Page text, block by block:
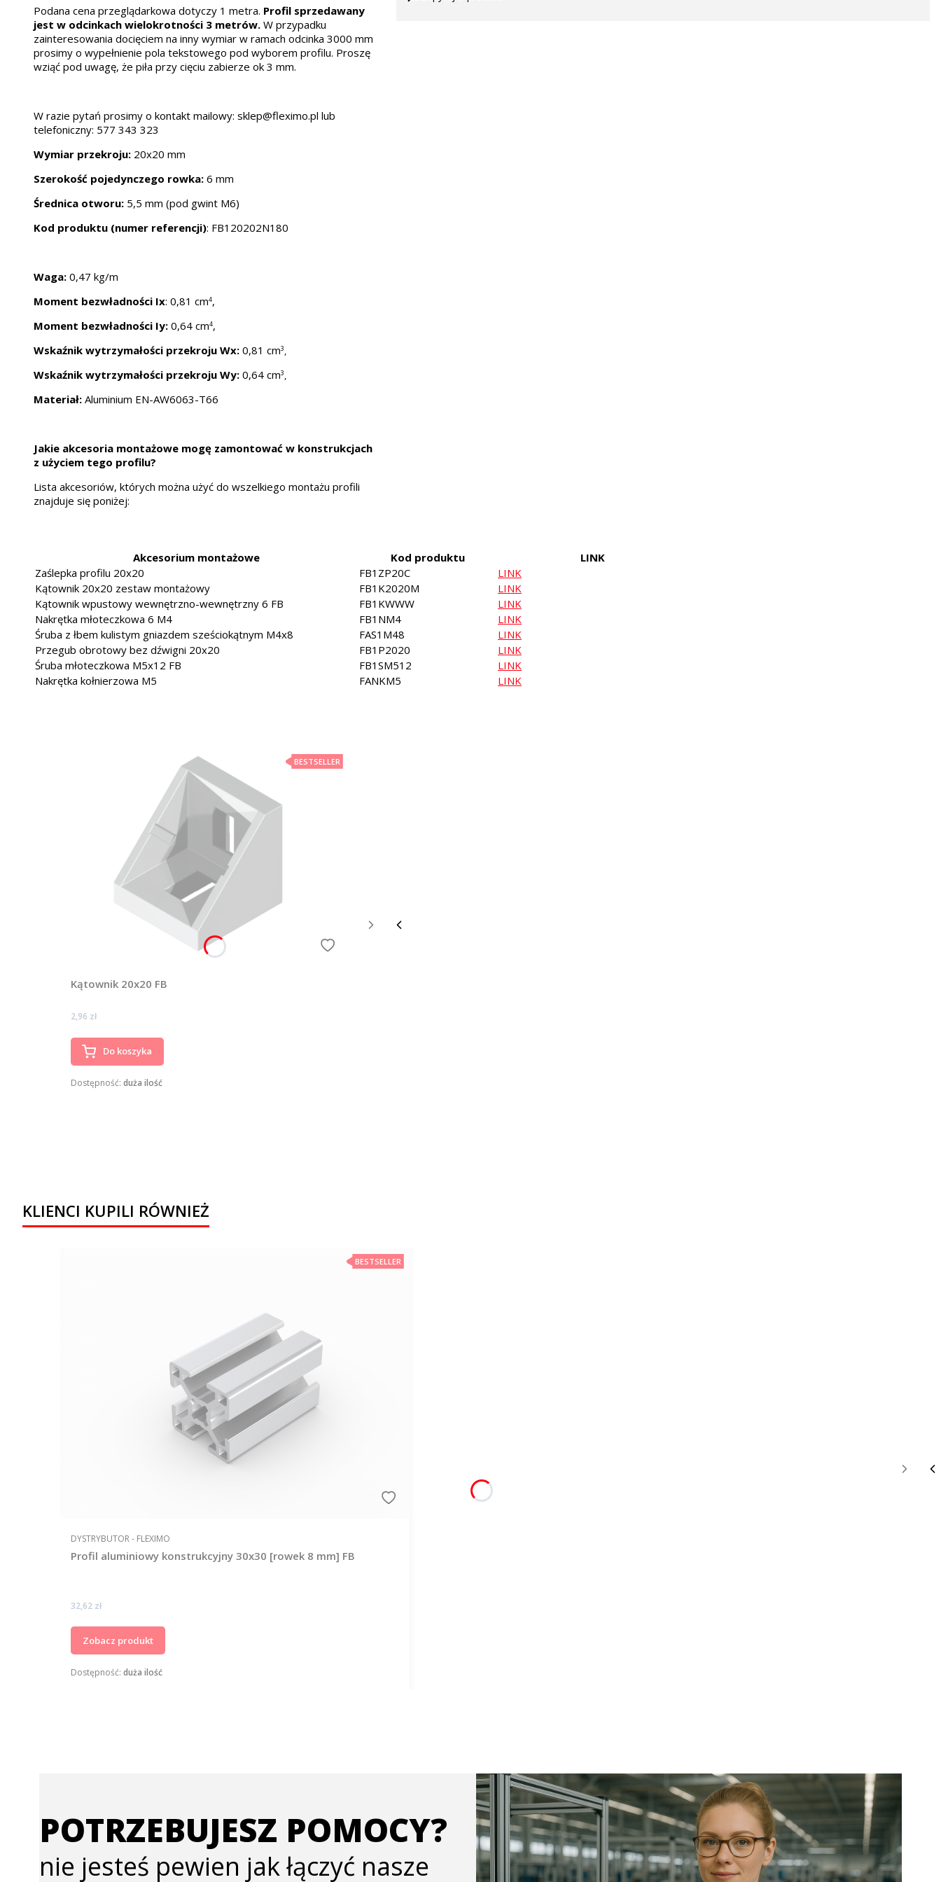
Podana cena przeglądarkowa dotyczy 1 metra. Profil sprzedawany
jest w odcinkach wielokrotności 3 metrów. W przypadku
zainteresowania docięciem na inny wymiar w ramach odcinka 3000 mm
prosimy o wypełnienie pola tekstowego pod wyborem profilu. Proszę
wziąć pod uwagę, że piła przy cięciu zabierze ok 3 mm.
W razie pytań prosimy o kontakt mailowy: sklep@fleximo.pl lub
telefoniczny: 577 343 323
Wymiar przekroju: 20x20 mm
Szerokość pojedynczego rowka: 6 mm
Średnica otworu: 5,5 mm (pod gwint M6)
Kod produktu (numer referencji): FB120202N180
Waga: 0,47 kg/m
Moment bezwładności Ix: 0,81 cm4,
Moment bezwładności Iy: 0,64 cm4,
Wskaźnik wytrzymałości przekroju Wx: 0,81 cm3,
Wskaźnik wytrzymałości przekroju Wy: 0,64 cm3,
Materiał: Aluminium EN-AW6063-T66
Jakie akcesoria montażowe mogę zamontować w konstrukcjach
z użyciem tego profilu?
Lista akcesoriów, których można użyć do wszelkiego montażu profili
znajduje się poniżej:
Akcesorium montażowe Kod produktu
LINK
Zaślepka profilu 20x20
FB1ZP20C
LINK
Kątownik 20x20 zestaw montażowy
FB1K2020M
LINK
Kątownik wpustowy wewnętrzno-wewnętrzny 6 FB
FB1KWWW
LINK
Nakrętka młoteczkowa 6 M4
FB1NM4
LINK
Śruba z łbem kulistym gniazdem sześciokątnym M4x8
FAS1M48
LINK
Przegub obrotowy bez dźwigni 20x20
FB1P2020
LINK
Śruba młoteczkowa M5x12 FB
FB1SM512
LINK
Nakrętka kołnierzowa M5
FANKM5 LINK
BESTSELLER
Kątownik 20x20 FB
Cena
2,96 zł
Do koszyka
Dostępność:duża ilość
KLIENCI KUPILI RÓWNIEŻ
BESTSELLER
Profil aluminiowy konstrukcyjny 30x30 [rowek 8 mm] FB
PRODUCENT
DYSTRYBUTOR - FLEXIMO
Cena
32,62 zł
Zobacz produkt
Dostępność:duża ilość
POTRZEBUJESZ POMOCY?
nie jesteś pewien jak łączyć nasze